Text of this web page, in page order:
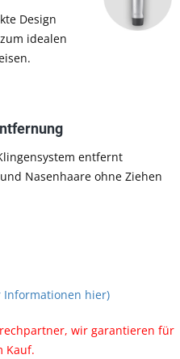
Design
idealen
entfernt
Nasenhaare ohne Ziehen
Informationen hier)
wir garantieren für
Kauf.